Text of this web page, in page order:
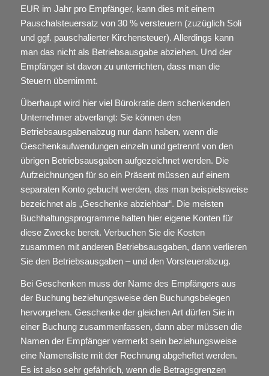
EUR im Jahr pro Empfänger, kann dies mit einem
Pauschalsteuersatz von 30 % versteuern (zuzüglich Soli
und ggf. pauschalierter Kirchensteuer). Allerdings kann
man das nicht als Betriebsausgabe abziehen. Und der
Empfänger ist davon zu unterrichten, dass man die
Steuern übernimmt.
Überhaupt wird hier viel Bürokratie dem schenkenden
Unternehmer abverlangt: Sie können den
Betriebsausgabenabzug nur dann haben, wenn die
Geschenkaufwendungen einzeln und getrennt von den
übrigen Betriebsausgaben aufgezeichnet werden. Die
Aufzeichnungen für so ein Präsent müssen auf einem
separaten Konto gebucht werden, das man beispielsweise
bezeichnet als „Geschenke abziehbar“. Die meisten
Buchhaltungsprogramme halten hier eigene Konten für
diese Zwecke bereit. Verbuchen Sie die Kosten
zusammen mit anderen Betriebsausgaben, dann verlieren
Sie den Betriebsausgaben – und den Vorsteuerabzug.
Bei Geschenken muss der Name des Empfängers aus
der Buchung beziehungsweise den Buchungsbelegen
hervorgehen. Geschenke der gleichen Art dürfen Sie in
einer Buchung zusammenfassen, dann aber müssen die
Namen der Empfänger vermerkt sein beziehungsweise
eine Namensliste mit der Rechnung abgeheftet werden.
Es ist also sehr gefährlich, wenn die Betragsgrenzen